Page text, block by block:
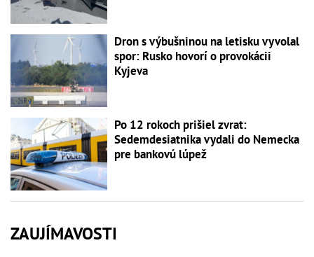
Dron s výbušninou na letisku vyvolal
spor: Rusko hovorí o provokácii
Kyjeva
Po 12 rokoch prišiel zvrat:
Sedemdesiatnika vydali do Nemecka
pre bankovú lúpež
ZAUJÍMAVOSTI